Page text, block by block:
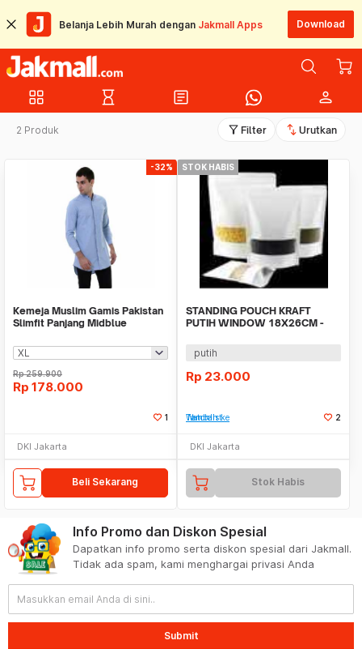
Belanja Lebih Murah dengan Jakmall Apps Download
grid_view hourglass_empty article person
2 Produk filter_alt Filter swap_vert Urutkan
-32%
Kemeja Muslim Gamis Pakistan
Slimfit Panjang Midblue
Rp259.900
Rp 178.000
1
DKI Jakarta
Beli Sekarang
STOK HABIS
STANDING POUCH KRAFT
PUTIH WINDOW 18X26CM -
putih
Rp 23.000
Tambah ke Watchlist 2
DKI Jakarta
Stok Habis
Info Promo dan Diskon Spesial
Dapatkan info promo serta diskon spesial dari Jakmall.
Tidak ada spam, kami menghargai privasi Anda
Submit